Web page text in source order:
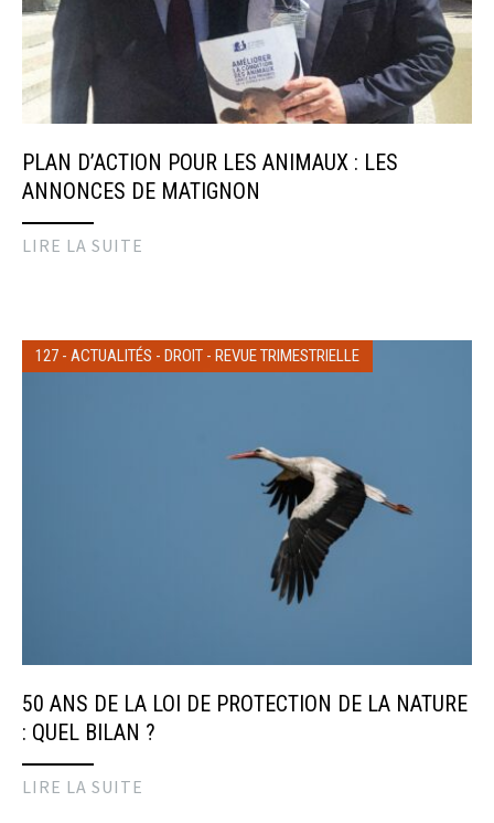
PLAN D’ACTION POUR LES ANIMAUX : LES
ANNONCES DE MATIGNON
LIRE LA SUITE
127 - ACTUALITÉS - DROIT - REVUE TRIMESTRIELLE
50 ANS DE LA LOI DE PROTECTION DE LA NATURE
: QUEL BILAN ?
LIRE LA SUITE